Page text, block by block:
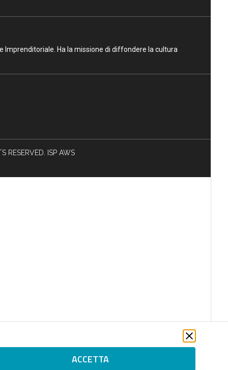
ACCETTA
Imprenditoriale. Ha la missione di diffondere la cultura
ISP AWS